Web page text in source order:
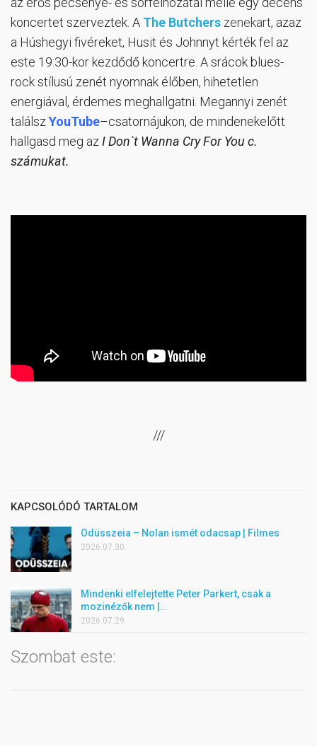
koncertet szerveztek. A The Butchers zenekart, azaz
a Húshegyi fivéreket, Husit és Johnnyt kérték fel az
este 19:30-kor kezdődő koncertre. A srácok blues-
rock stílusú zenét nyomnak élőben, hihetetlen
energiával, érdemes meghallgatni. Megannyi zenét
találsz YouTube–csatornájukon, de mindenekelőtt
hallgasd meg az I Don`t Wanna Cry For You c.
számukat.
///
KAPCSOLÓDÓ TARTALOM
Odüsszeia – Nolan ismét odacsap | Filmes
2026.07.30.
Mindenki elfelejtette Peter Parkert, csak a
mozinézők nem |…
2026.07.29.
Szombat este: